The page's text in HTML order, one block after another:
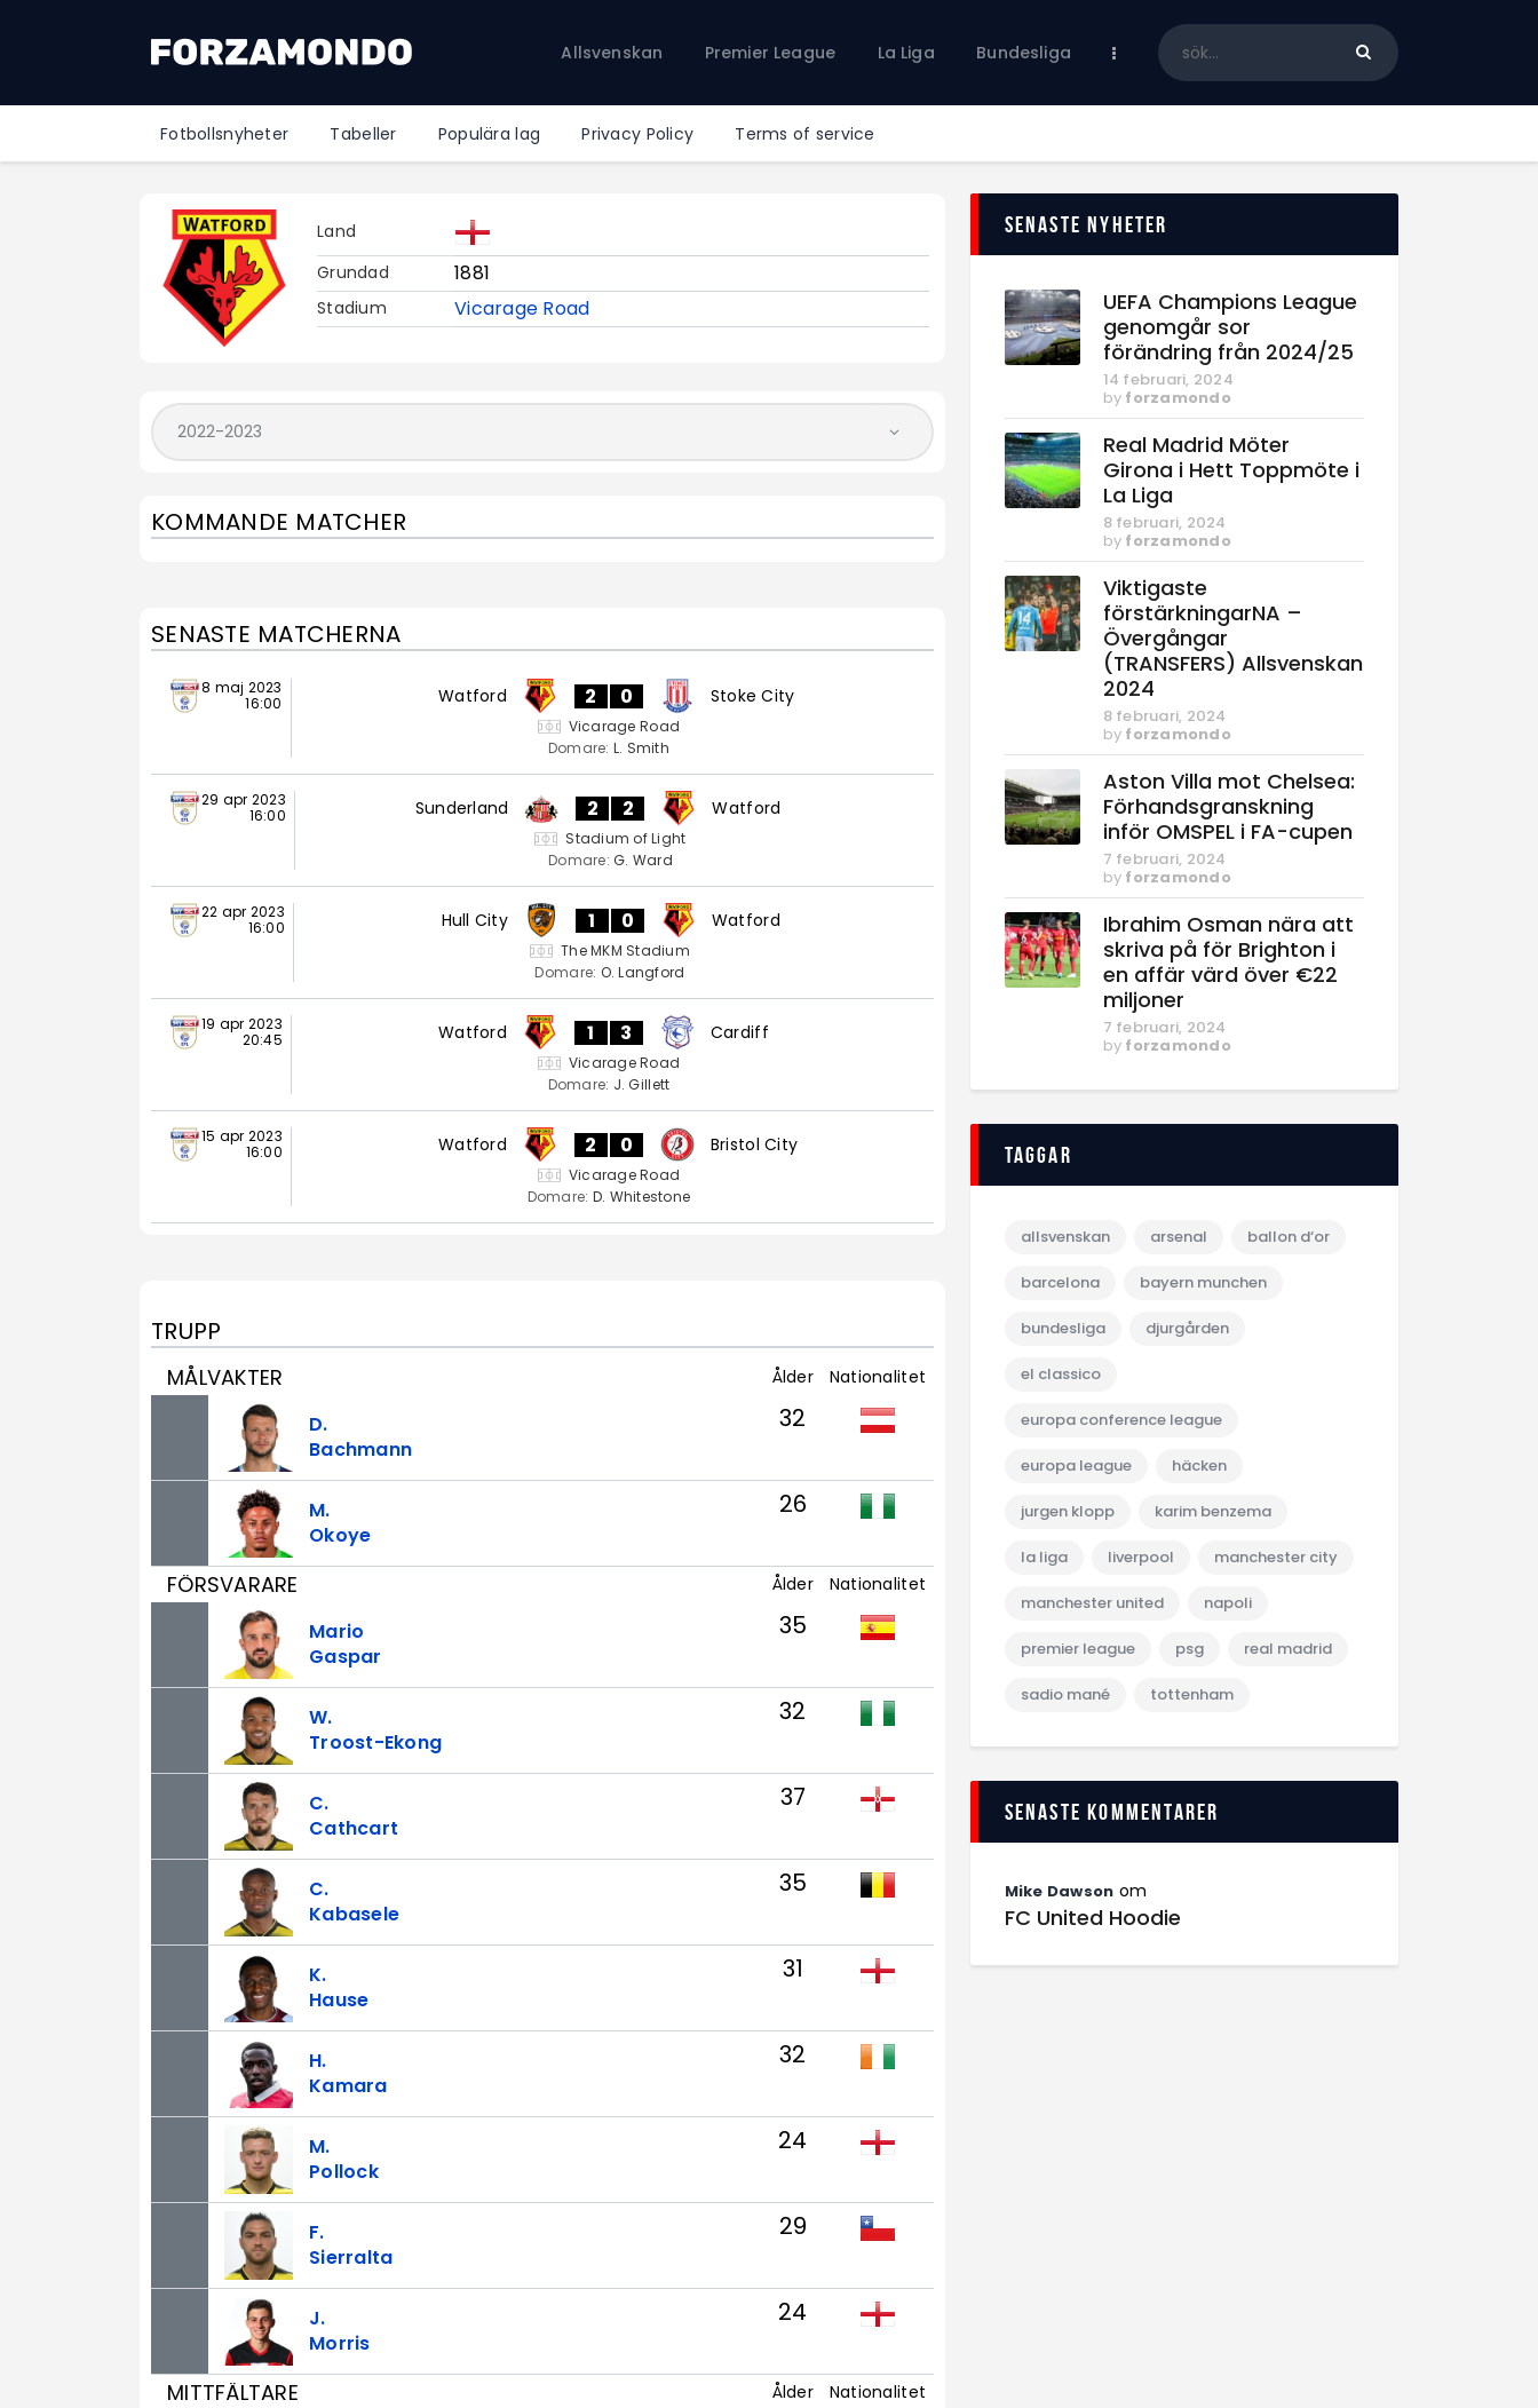
Allsvenskan Premier League La Liga Bundesliga
Fotbollsnyheter Tabeller Populära lag Privacy Policy Terms of service
Premier League
La Liga
Bundesliga
Land
Grundad
1881
Stadium Vicarage Road
KOMMANDE MATCHER
SENASTE MATCHERNA
8 maj 2023
16:00
Watford 2 0 Stoke City
Vicarage Road
Domare: L. Smith
29 apr 2023
16:00
Sunderland 2 2 Watford
Stadium of Light
Domare: G. Ward
22 apr 2023
16:00
Hull City 1 0 Watford
The MKM Stadium
Domare: O. Langford
19 apr 2023
20:45
Watford 1 3 Cardiff
Vicarage Road
Domare: J. Gillett
15 apr 2023
16:00
Watford 2 0 Bristol City
Vicarage Road
Domare: D. Whitestone
TRUPP
MÅLVAKTER Ålder Nationalitet
D.
Bachmann
32
M.
Okoye
26
FÖRSVARARE Ålder Nationalitet
Mario
Gaspar
35
W.
Troost-Ekong
32
C.
Cathcart
37
C.
Kabasele
35
K.
Hause
31
H.
Kamara
32
M.
Pollock
24
F.
Sierralta
29
J.
Morris
24
MITTFÄLTARE Ålder Nationalitet
Senaste nyheter
UEFA Champions League
genomgår sor
förändring från 2024/25
14 februari, 2024
by forzamondo
Real Madrid Möter
Girona i Hett Toppmöte i
La Liga
8 februari, 2024
by forzamondo
Viktigaste
förstärkningarNA –
Övergångar
(TRANSFERS) Allsvenskan
2024
8 februari, 2024
by forzamondo
Aston Villa mot Chelsea:
Förhandsgranskning
inför OMSPEL i FA-cupen
7 februari, 2024
by forzamondo
Ibrahim Osman nära att
skriva på för Brighton i
en affär värd över €22
miljoner
7 februari, 2024
by forzamondo
Taggar
allsvenskan arsenal ballon d‘or
barcelona bayern munchen
bundesliga djurgården
el classico
europa conference league
europa league häcken
jurgen klopp karim benzema
la liga liverpool manchester city
manchester united napoli
premier league psg real madrid
sadio mané tottenham
Senaste kommentarer
Mike Dawson om
FC United Hoodie